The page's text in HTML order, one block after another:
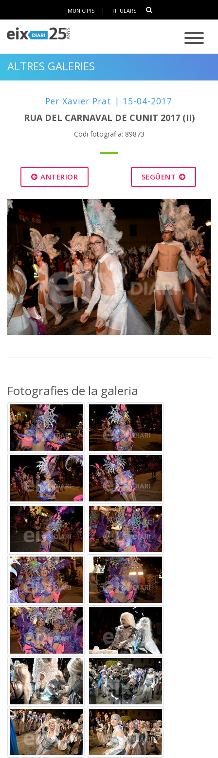
MUNICIPIS | TITULARS
ALTRES GALERIES
Per Xavier Prat | 15-04-2017
RUA DEL CARNAVAL DE CUNIT 2017 (II)
Codi fotografia: 89873
ANTERIOR SEGÜENT
Fotografies de la galeria